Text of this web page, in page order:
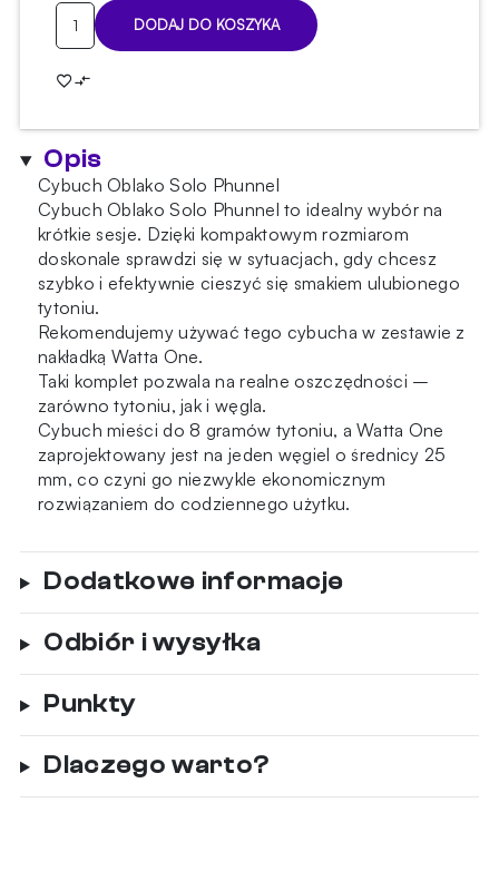
ilość
Cybuch
Solo
Black
DODAJ DO KOSZYKA
Opis
Cybuch Oblako Solo Phunnel
Cybuch Oblako Solo Phunnel to idealny wybór na
krótkie sesje. Dzięki kompaktowym rozmiarom
doskonale sprawdzi się w sytuacjach, gdy chcesz
szybko i efektywnie cieszyć się smakiem ulubionego
tytoniu.
Rekomendujemy używać tego cybucha w zestawie z
nakładką Watta One.
Taki komplet pozwala na realne oszczędności –
zarówno tytoniu, jak i węgla.
Cybuch mieści do 8 gramów tytoniu, a Watta One
zaprojektowany jest na jeden węgiel o średnicy 25
mm, co czyni go niezwykle ekonomicznym
rozwiązaniem do codziennego użytku.
Dodatkowe informacje
Odbiór i wysyłka
Punkty
Dlaczego warto?